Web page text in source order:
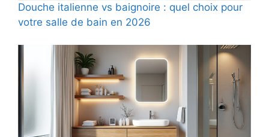
Douche italienne vs baignoire : quel choix pour
votre salle de bain en 2026